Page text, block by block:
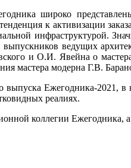
широко
к активизации
инфраструктурой.
ведущих
и О.И. Явейна о
мастера модерна Г.В.
Ежегодника-2021, в
реалиях.
коллегии Ежегодника,